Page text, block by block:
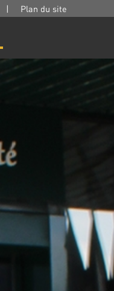
| Plan du site